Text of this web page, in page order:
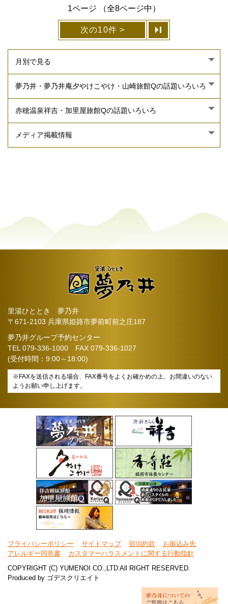
1ページ （全8ページ中）
次の10件
里湯ひととき 夢乃井
〒671-2103 兵庫県姫路市夢前町前之庄187
夢乃井グループ予約センター
TEL 079-336-1000 FAX 079-336-1027
(受付時間：9:00～18:00)
※FAXを送信される場合、FAX番号をよくお確かめの上、お間違いのない
ようお願い申し上げます。
プライバシーポリシー サイトマップ 宿泊約款
お振込み先
アレルギー同意書
カスタマーハラスメントに関する行動指針
COPYRIGHT (C) YUMENOI CO.,LTD All RIGHT RESERVED.
Produced by ゴデスクリエイト